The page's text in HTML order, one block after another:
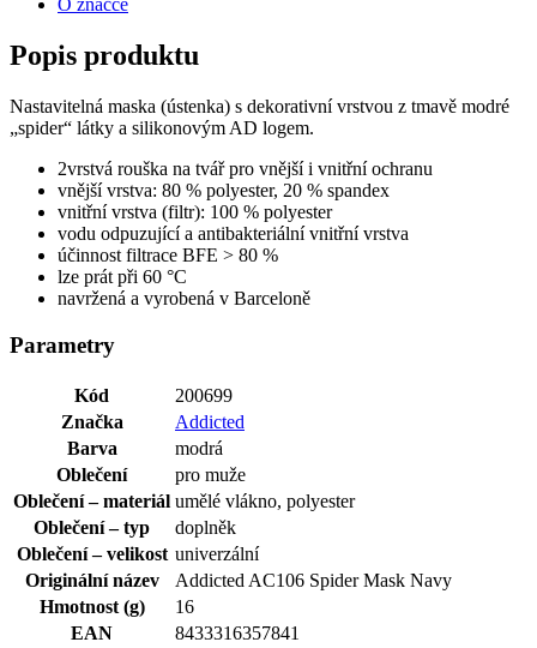
O značce
Popis produktu
Nastavitelná maska (ústenka) s dekorativní vrstvou z tmavě modré
„spider“ látky a silikonovým AD logem.
2vrstvá rouška na tvář pro vnější i vnitřní ochranu
vnější vrstva: 80 % polyester, 20 % spandex
vnitřní vrstva (filtr): 100 % polyester
vodu odpuzující a antibakteriální vnitřní vrstva
účinnost filtrace BFE > 80 %
lze prát při 60 °C
navržená a vyrobená v Barceloně
Parametry
Kód
200699
Značka
Addicted
Barva
modrá
Oblečení
pro muže
Oblečení – materiál umělé vlákno, polyester
Oblečení – typ
doplněk
Oblečení – velikost univerzální
Originální název
Addicted AC106 Spider Mask Navy
Hmotnost (g)
16
EAN
8433316357841